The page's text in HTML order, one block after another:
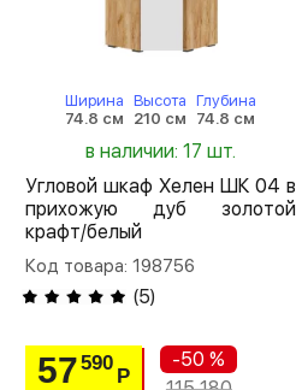
Ширина
74.8 см
Высота
210 см
Глубина
74.8 см
в наличии: 17 шт.
Угловой шкаф Хелен ШК 04 в
прихожую дуб золотой
крафт/белый
Код товара: 198756
(5)
57590
Р
-50 %